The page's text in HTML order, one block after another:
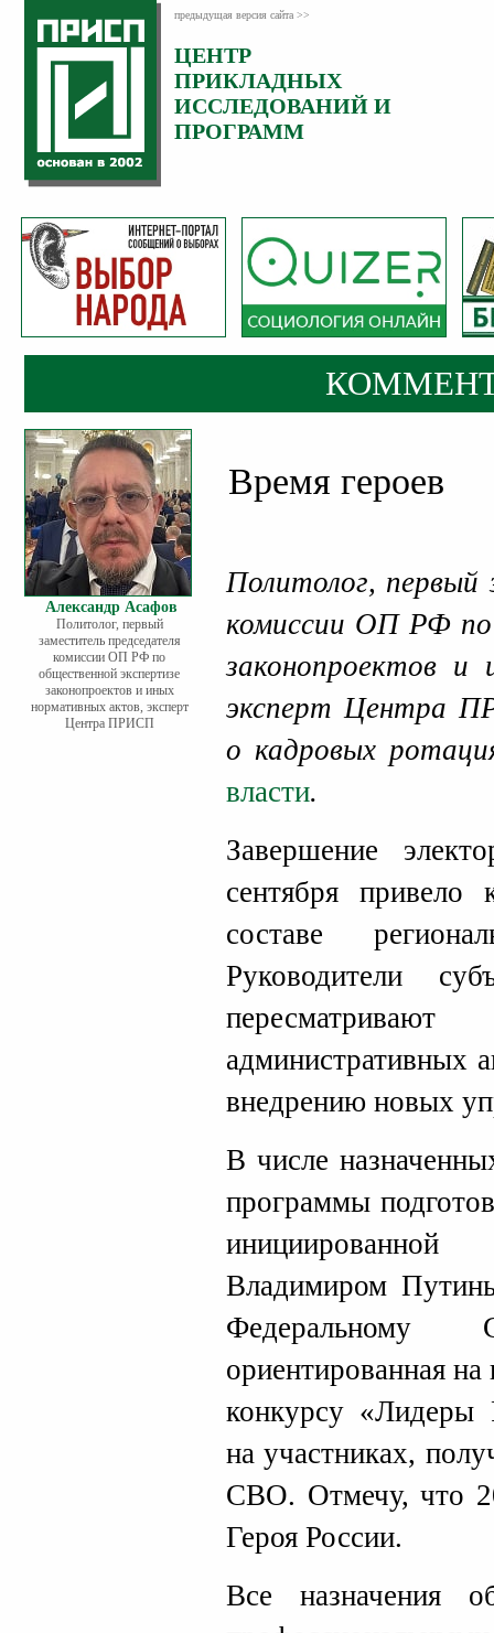
предыдущая версия сайта >>
ЦЕНТР
ПРИКЛАДНЫХ
ИССЛЕДОВАНИЙ И
ПРОГРАММ
Александр Асафов
Политолог, первый
заместитель председателя
комиссии ОП РФ по
общественной экспертизе
законопроектов и иных
нормативных актов, эксперт
Центра ПРИСП
Время героев
Политолог, первый
комиссии ОП РФ по
законопроектов
эксперт Центра
о кадровых
власти.
Завершение
сентября
составе
Руководители
административных
внедрению новых
В числе
программы
Владимиром
Федеральному
ориентированная
конкурсу «Лидеры
на участниках,
СВО. Отмечу, что
Героя России.
Все назначения
Категория:
Комментарии